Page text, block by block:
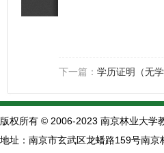
下一篇： 学历证明（无学
版权所有 © 2006-2023 南京林业大学
地址：南京市玄武区龙蟠路159号南